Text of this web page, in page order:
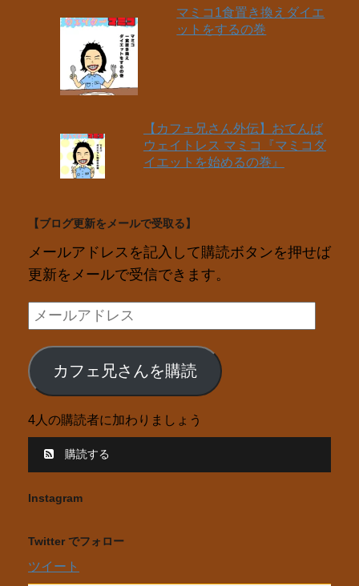
マミコ1食置き換えダイエ
ットをするの巻
【カフェ兄さん外伝】おてんば
ウェイトレス マミコ『マミコダ
イエットを始めるの巻』
【ブログ更新をメールで受取る】
メールアドレスを記入して購読ボタンを押せば
更新をメールで受信できます。
メ
ー
ル
ア
レ
カフェ兄さんを購読
4人の購読者に加わりましょう
購読する
Instagram
Twitter でフォロー
ツイート